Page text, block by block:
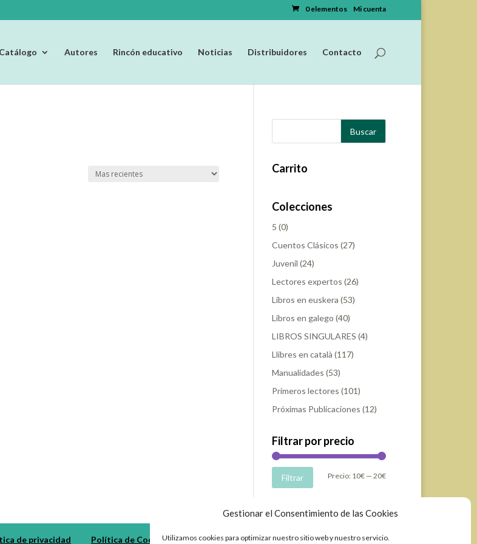
Gestionar el Consentimiento de las Cookies
Utilizamos cookies para optimizar nuestro sitio web y nuestro servicio.
Mi cuenta
0 elementos
Catálogo Autores Rincón educativo Noticias Distribuidores Contacto
Carrito
Colecciones
5 (0)
Cuentos Clásicos (27)
Juvenil (24)
Lectores expertos (26)
Libros en euskera (53)
Libros en galego (40)
LIBROS SINGULARES (4)
Llibres en català (117)
Manualidades (53)
Primeros lectores (101)
Próximas Publicaciones (12)
Filtrar por precio
Precio
Precio
Filtrar Precio: 10€— 20€
de privacidad Política de Cookies Development & Design by Ixole